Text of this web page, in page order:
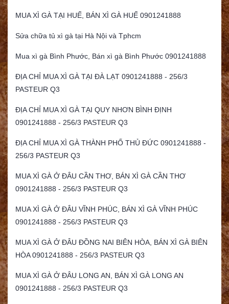
MUA XÌ GÀ TẠI HUẾ, BÁN XÌ GÀ HUẾ 0901241888
Sửa chữa tủ xì gà tại Hà Nội và Tphcm
Mua xì gà Bình Phước, Bán xì gà Bình Phước 0901241888
ĐỊA CHỈ MUA XÌ GÀ TẠI ĐÀ LẠT 0901241888 - 256/3
PASTEUR Q3
ĐỊA CHỈ MUA XÌ GÀ TẠI QUY NHƠN BÌNH ĐỊNH
0901241888 - 256/3 PASTEUR Q3
ĐỊA CHỈ MUA XÌ GÀ THÀNH PHỐ THỦ ĐỨC 0901241888 -
256/3 PASTEUR Q3
MUA XÌ GÀ Ở ĐÂU CẦN THƠ, BÁN XÌ GÀ CẦN THƠ
0901241888 - 256/3 PASTEUR Q3
MUA XÌ GÀ Ở ĐÂU VĨNH PHÚC, BÁN XÌ GÀ VĨNH PHÚC
0901241888 - 256/3 PASTEUR Q3
MUA XÌ GÀ Ở ĐÂU ĐỒNG NAI BIÊN HÒA, BÁN XÌ GÀ BIÊN
HÒA 0901241888 - 256/3 PASTEUR Q3
MUA XÌ GÀ Ở ĐÂU LONG AN, BÁN XÌ GÀ LONG AN
0901241888 - 256/3 PASTEUR Q3